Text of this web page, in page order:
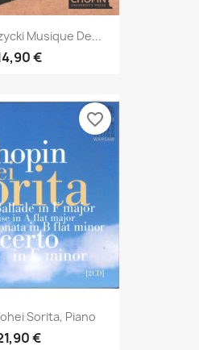
Musique De...
€
Sorita, Piano
€
favorite_border